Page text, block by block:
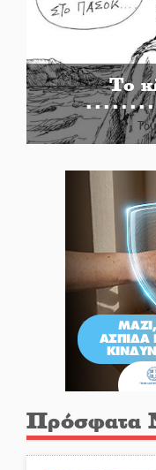
Το
Πρόσφατα